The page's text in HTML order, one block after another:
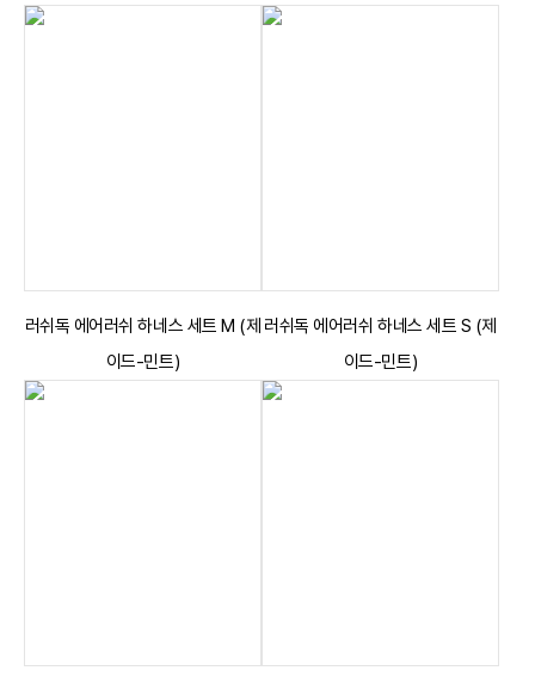
러쉬독 에어러쉬 하네스 세트 M (제
이드-민트)
러쉬독 에어러쉬 하네스 세트 S (제
이드-민트)